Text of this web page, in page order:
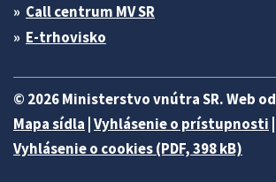
Call centrum MV SR
E-trhovisko
© 2026 Ministerstvo vnútra SR. Web od
Mapa sídla Vyhlásenie o prístupnosti
Vyhlásenie o cookies (PDF, 398 kB)